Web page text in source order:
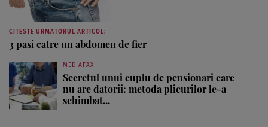
CITESTE URMATORUL ARTICOL:
3 pasi catre un abdomen de fier
MEDIAFAX
Secretul unui cuplu de pensionari care
nu are datorii: metoda plicurilor le-a
schimbat...